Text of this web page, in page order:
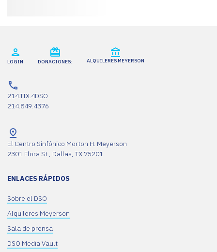
LOGIN DONACIONES: ALQUILERES MEYERSON
214.TIX.4DSO
214.849.4376
El Centro Sinfónico Morton H. Meyerson
2301 Flora St., Dallas, TX 75201
ENLACES RÁPIDOS
Sobre el DSO
Alquileres Meyerson
Sala de prensa
DSO Media Vault